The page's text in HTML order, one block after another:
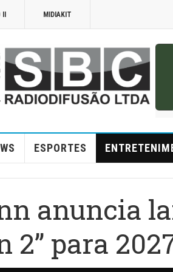
MIDIAKIT
ESPORTES
anuncia
2” para